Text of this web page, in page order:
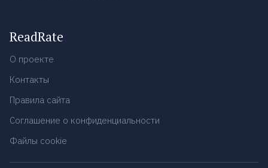
ReadRate
О проекте
Контакты
Правила сайта
Соглашение о конфиденциальности
Файлы cookie